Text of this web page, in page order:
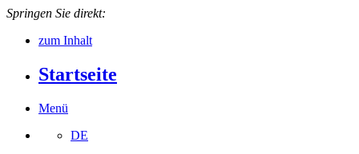
Springen Sie direkt:
zum Inhalt
Startseite
Menü
DE